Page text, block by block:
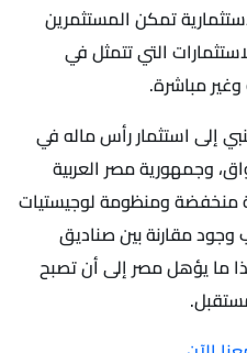
تمكن المستثمرين
التي تتمثل في
مباشرة.
إلى استثمار رأس ماله في
وجمهورية مصر العربية
منخفضة ومنظومة لوجيستيات
مقارنة بين صناديق
ما يؤهل مصر إلى أن تصبح